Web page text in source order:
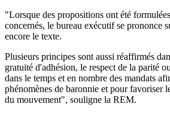
"Lorsque des propositions ont été
concernés, le bureau exécutif se prononce
encore le texte.
Plusieurs principes sont aussi réaffirmés
gratuité d'adhésion, le respect de la parité
dans le temps et en nombre des mandats
phénomènes de baronnie et pour favoriser
du mouvement", souligne la REM.